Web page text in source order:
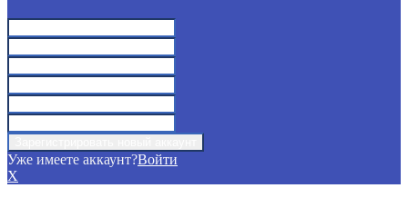
Уже имеете аккаунт?Войти
X